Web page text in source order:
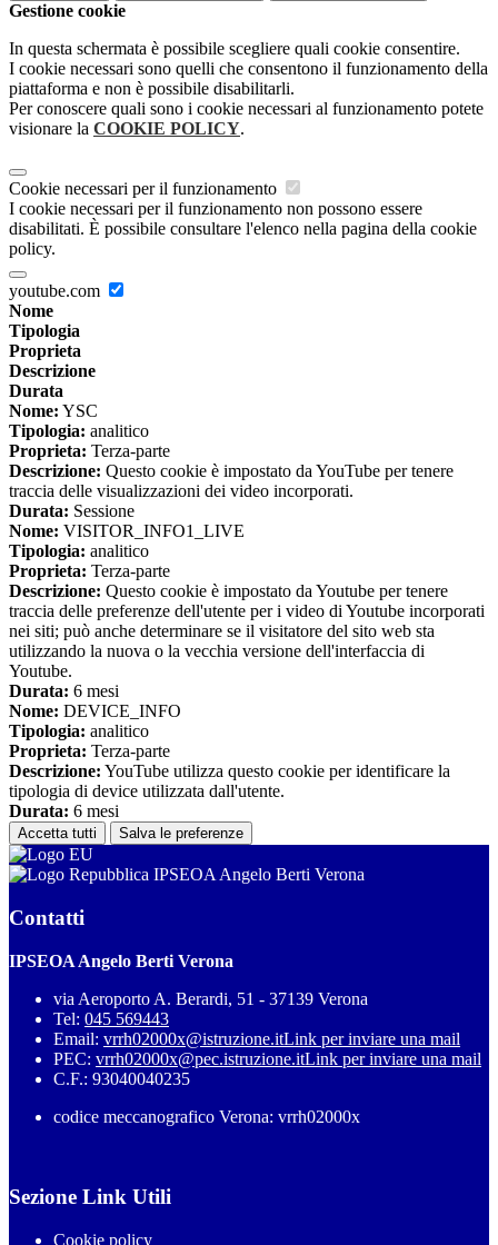
Gestione cookie
In questa schermata è possibile scegliere quali cookie consentire.
I cookie necessari sono quelli che consentono il funzionamento della
piattaforma e non è possibile disabilitarli.
Per conoscere quali sono i cookie necessari al funzionamento potete
visionare la COOKIE POLICY.
Cookie necessari per il funzionamento
I cookie necessari per il funzionamento non possono essere
disabilitati. È possibile consultare l'elenco nella pagina della cookie
policy.
youtube.com
Nome
Tipologia
Proprieta
Descrizione
Durata
Nome: YSC
Tipologia: analitico
Proprieta: Terza-parte
Descrizione: Questo cookie è impostato da YouTube per tenere
traccia delle visualizzazioni dei video incorporati.
Durata: Sessione
Nome: VISITOR_INFO1_LIVE
Tipologia: analitico
Proprieta: Terza-parte
Descrizione: Questo cookie è impostato da Youtube per tenere
traccia delle preferenze dell'utente per i video di Youtube incorporati
nei siti; può anche determinare se il visitatore del sito web sta
utilizzando la nuova o la vecchia versione dell'interfaccia di
Youtube.
Durata: 6 mesi
Nome: DEVICE_INFO
Tipologia: analitico
Proprieta: Terza-parte
Descrizione: YouTube utilizza questo cookie per identificare la
tipologia di device utilizzata dall'utente.
Durata: 6 mesi
Accetta tutti Salva le preferenze
IPSEOA Angelo Berti Verona
Contatti
IPSEOA Angelo Berti Verona
via Aeroporto A. Berardi, 51 - 37139 Verona
Tel: 045 569443
Email: vrrh02000x@istruzione.itLink per inviare una mail
PEC: vrrh02000x@pec.istruzione.itLink per inviare una mail
C.F.: 93040040235
codice meccanografico Verona: vrrh02000x
Sezione Link Utili
Cookie policy